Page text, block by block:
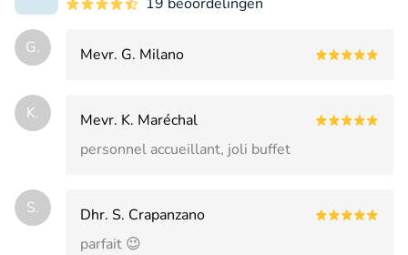
G. Mevr. G. Milano
K.
Mevr. K. Maréchal
personnel accueillant, joli buffet
S.
Dhr. S. Crapanzano
parfait 😉